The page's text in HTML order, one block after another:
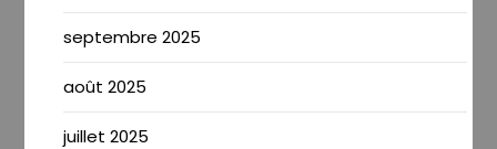
septembre 2025
août 2025
juillet 2025